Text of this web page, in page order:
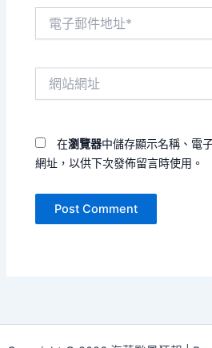
在瀏覽器中儲存顯示名稱、電
網址，以供下次發佈留言時使用。